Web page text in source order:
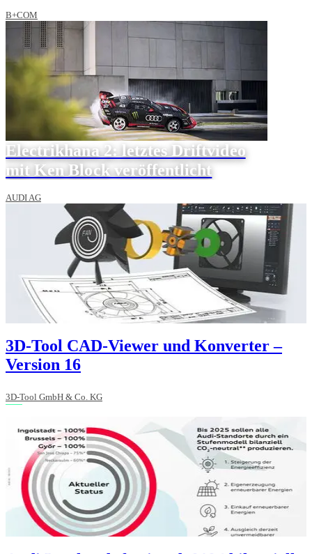
B+COM
Electrikhana 2: letztes Driftvideo
mit Ken Block veröffentlicht
AUDI AG
3D-Tool CAD-Viewer und Konverter –
Version 16
3D-Tool GmbH & Co. KG